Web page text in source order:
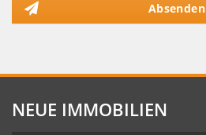
Absenden
NEUE IMMOBILIEN